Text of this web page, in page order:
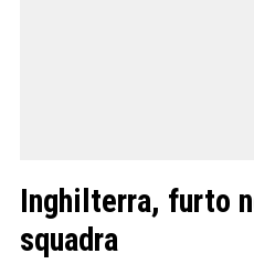
Inghilterra, furto
squadra